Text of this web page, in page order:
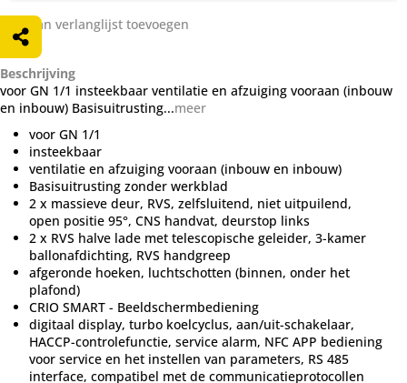
Aan verlanglijst toevoegen
Beschrijving
voor GN 1/1 insteekbaar ventilatie en afzuiging vooraan (inbouw
en inbouw) Basisuitrusting...meer
voor GN 1/1
insteekbaar
ventilatie en afzuiging vooraan (inbouw en inbouw)
Basisuitrusting zonder werkblad
2 x massieve deur, RVS, zelfsluitend, niet uitpuilend,
open positie 95°, CNS handvat, deurstop links
2 x RVS halve lade met telescopische geleider, 3-kamer
ballonafdichting, RVS handgreep
afgeronde hoeken, luchtschotten (binnen, onder het
plafond)
CRIO SMART - Beeldschermbediening
digitaal display, turbo koelcyclus, aan/uit-schakelaar,
HACCP-controlefunctie, service alarm, NFC APP bediening
voor service en het instellen van parameters, RS 485
interface, compatibel met de communicatieprotocollen